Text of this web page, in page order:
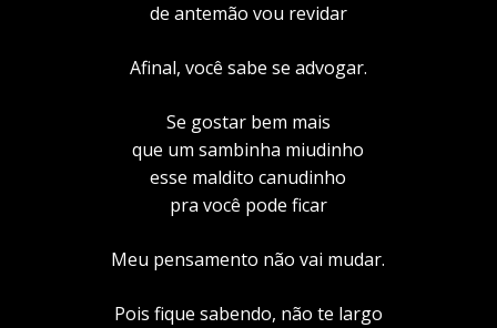
de antemão vou revidar
Afinal, você sabe se advogar.
Se gostar bem mais
que um sambinha miudinho
esse maldito canudinho
pra você pode ficar
Meu pensamento não vai mudar.
Pois fique sabendo, não te largo